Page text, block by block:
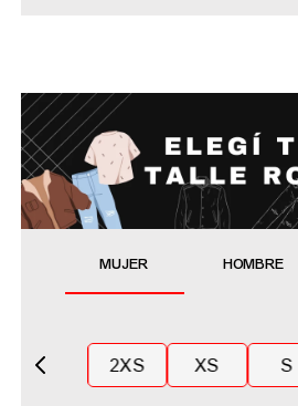
MUJER HOMBRE
2XS XS S